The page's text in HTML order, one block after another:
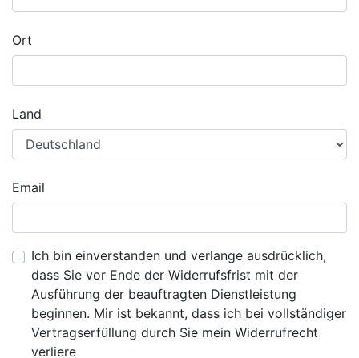
Ort
Land
Email
Ich bin einverstanden und verlange ausdrücklich,
dass Sie vor Ende der Widerrufsfrist mit der
Ausführung der beauftragten Dienstleistung
beginnen. Mir ist bekannt, dass ich bei vollständiger
Vertragserfüllung durch Sie mein Widerrufrecht
verliere